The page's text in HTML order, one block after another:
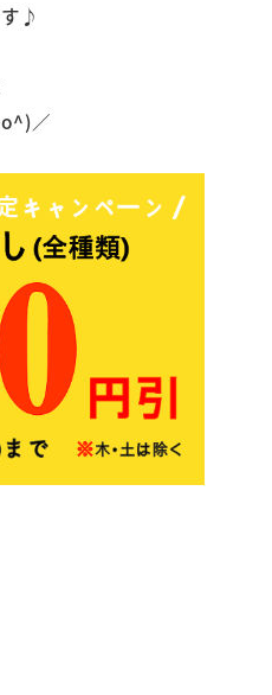
♪
／